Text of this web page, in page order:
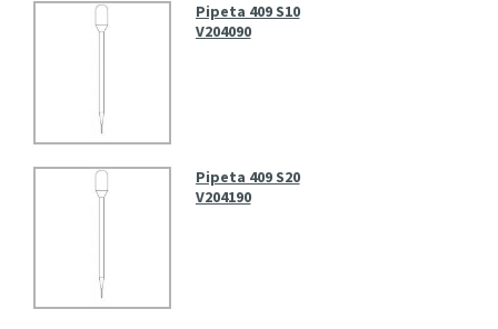
Pipeta 409 S10
V204090
Pipeta 409 S20
V204190